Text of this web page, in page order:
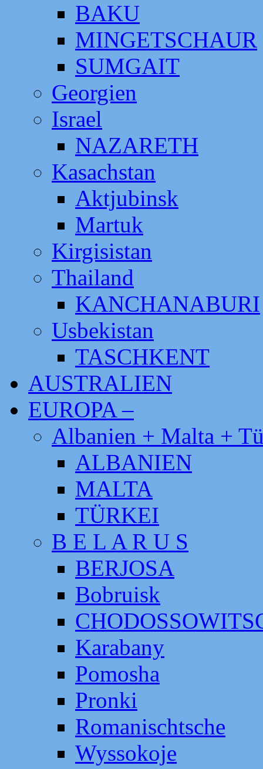
BAKU
MINGETSCHAUR
SUMGAIT
Georgien
Israel
NAZARETH
Kasachstan
Aktjubinsk
Martuk
Kirgisistan
Thailand
KANCHANABURI
Usbekistan
TASCHKENT
AUSTRALIEN
EUROPA –
Albanien + Malta +
ALBANIEN
MALTA
TÜRKEI
B E L A R U S
BERJOSA
Bobruisk
Karabany
Pomosha
Pronki
Romanischtsche
Wyssokoje